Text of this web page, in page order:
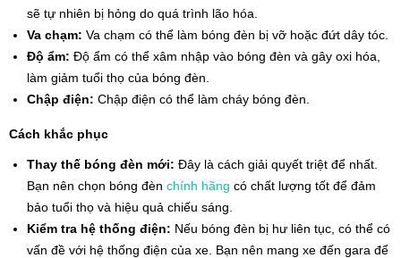
sẽ tự nhiên bị hỏng do quá trình lão hóa.
Va chạm: Va chạm có thể làm bóng đèn bị vỡ hoặc đứt dây tóc.
Độ ẩm: Độ ẩm có thể xâm nhập vào bóng đèn và gây oxi hóa,
làm giảm tuổi thọ của bóng đèn.
Chập điện: Chập điện có thể làm cháy bóng đèn.
Cách khắc phục
Thay thế bóng đèn mới: Đây là cách giải quyết triệt để nhất.
Bạn nên chọn bóng đèn chính hãng có chất lượng tốt để đảm
bảo tuổi thọ và hiệu quả chiếu sáng.
Kiểm tra hệ thống điện: Nếu bóng đèn bị hư liên tục, có thể có
vấn đề với hệ thống điện của xe. Bạn nên mang xe đến gara để